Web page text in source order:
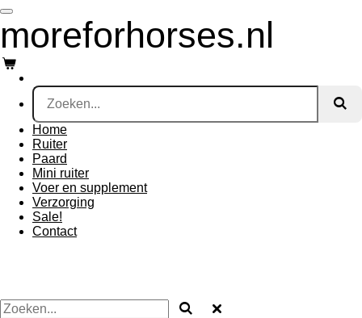
Ga
direct
naar
de
hoofdinhoud
moreforhorses.nl
Home
Ruiter
Paard
Mini ruiter
Voer en supplement
Verzorging
Sale!
Contact